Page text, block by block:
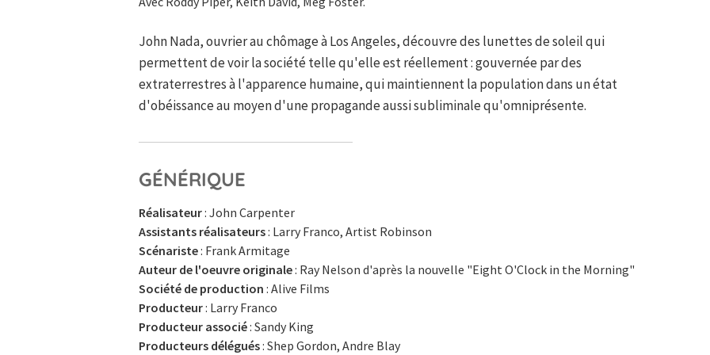
John Nada, ouvrier au chômage à Los Angeles, découvre des lunettes de soleil qui
permettent de voir la société telle qu'elle est réellement : gouvernée par des
extraterrestres à l'apparence humaine, qui maintiennent la population dans un état
d'obéissance au moyen d'une propagande aussi subliminale qu'omniprésente.
GÉNÉRIQUE
Réalisateur: John Carpenter
Assistants réalisateurs: Larry Franco, Artist Robinson
Scénariste: Frank Armitage
Auteur de l'oeuvre originale: Ray Nelson d'après la nouvelle "Eight O'Clock in the Morning"
Société de production : Alive Films
Producteur: Larry Franco
Producteur associé: Sandy King
Producteurs délégués: Shep Gordon, Andre Blay